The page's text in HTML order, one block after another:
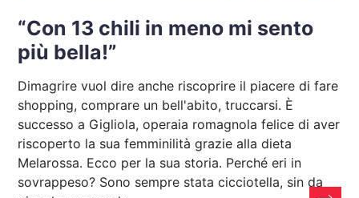
“Con 13 chili in meno mi sento
più bella!”
Dimagrire vuol dire anche riscoprire il piacere di fare
shopping, comprare un bell'abito, truccarsi. È
successo a Gigliola, operaia romagnola felice di aver
riscoperto la sua femminilità grazie alla dieta
Melarossa. Ecco per la sua storia. Perché eri in
sovrappeso? Sono sempre stata cicciotella, sin da